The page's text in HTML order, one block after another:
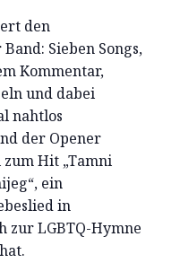
den
Sieben Songs,
Kommentar,
und dabei
nahtlos
der Opener
zum Hit „Tamni
ein
in
zur LGBTQ-Hymne